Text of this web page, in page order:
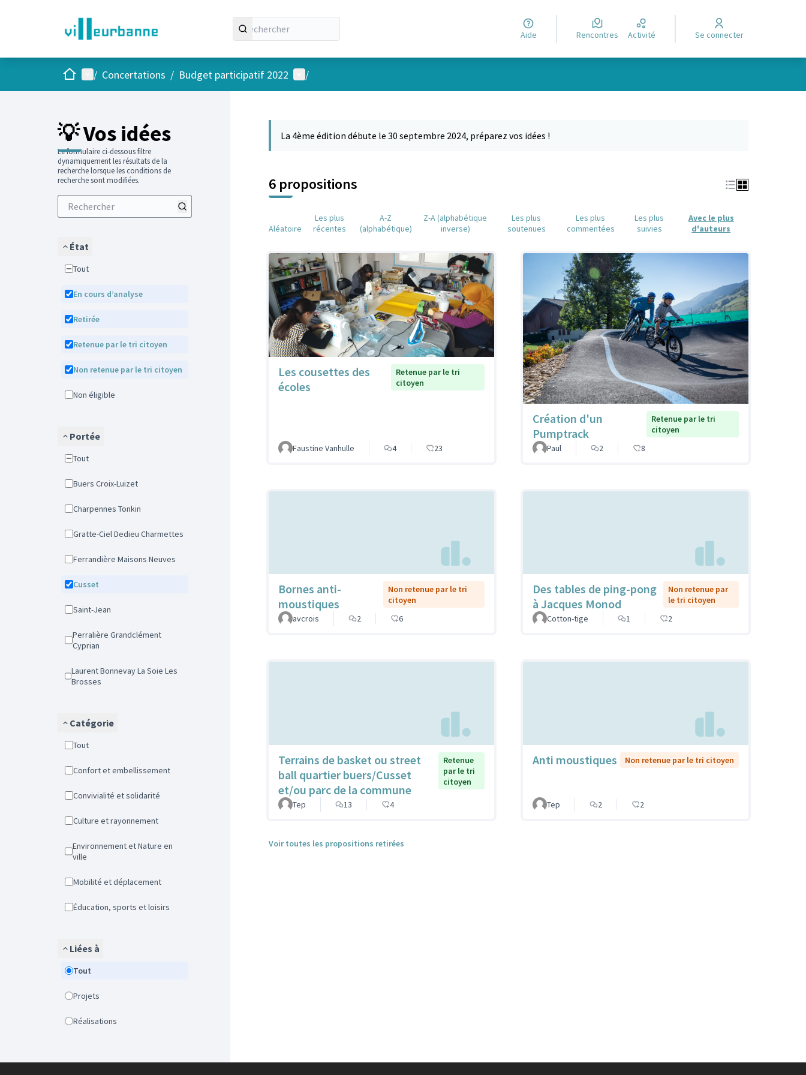
Aide Rencontres Activité Se connecter
AccueilMenu principal
/ Concertations / Budget participatif 2022 Menu utilisateur
/
💡 Vos idées
Le formulaire ci-dessous filtre
dynamiquement les résultats de la
recherche lorsque les conditions de
recherche sont modifiées.
État
Tout
En cours d’analyse
Retirée
Retenue par le tri citoyen
Non retenue par le tri citoyen
Non éligible
Portée
Tout
Buers Croix-Luizet
Charpennes Tonkin
Gratte-Ciel Dedieu Charmettes
Ferrandière Maisons Neuves
Cusset
Saint-Jean
Perralière Grandclément
Cyprian
Laurent Bonnevay La Soie Les
Brosses
Catégorie
Tout
Confort et embellissement
Convivialité et solidarité
Culture et rayonnement
Environnement et Nature en
ville
Mobilité et déplacement
Éducation, sports et loisirs
Liées à
Tout
Projets
Réalisations
La 4ème édition débute le 30 septembre 2024, préparez vos idées !
6 propositions
Aléatoire
Les plus
récentes
A-Z
(alphabétique)
Z-A (alphabétique
inverse)
Les plus
soutenues
Les plus
commentées
Les plus
suivies
Avec le plus
d'auteurs
Les cousettes des
écoles
Retenue par le tri
citoyen
Faustine Vanhulle 4 23
Création d'un
Pumptrack
Retenue par le tri
citoyen
Paul
2 8
Bornes anti-
moustiques
Non retenue par le tri
citoyen
avcrois
2 6
Des tables de ping-pong
à Jacques Monod
Non retenue par
le tri citoyen
Cotton-tige
1 2
Terrains de basket ou street
ball quartier buers/Cusset
et/ou parc de la commune
Retenue
par le tri
citoyen
Tep 13 4
Anti moustiques Non retenue par le tri citoyen
Tep 2 2
Voir toutes les propositions retirées